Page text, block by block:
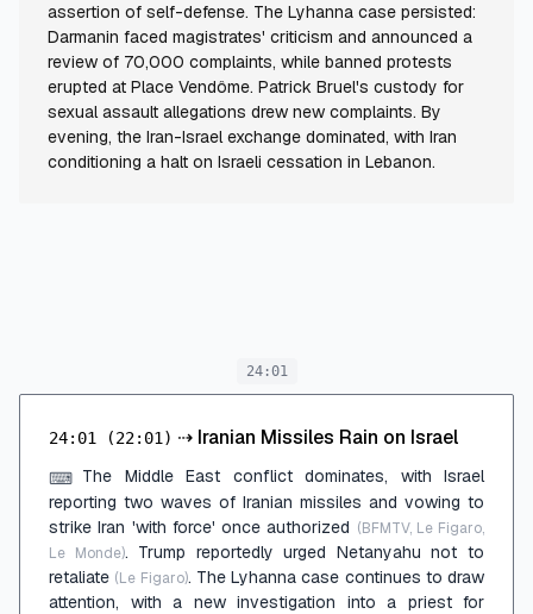
assertion of self-defense. The Lyhanna case persisted:
Darmanin faced magistrates' criticism and announced a
review of 70,000 complaints, while banned protests
erupted at Place Vendôme. Patrick Bruel's custody for
sexual assault allegations drew new complaints. By
evening, the Iran-Israel exchange dominated, with Iran
conditioning a halt on Israeli cessation in Lebanon.
24:01
24:01 (22:01) ⇢ Iranian Missiles Rain on Israel
⌨ The Middle East conflict dominates, with Israel
reporting two waves of Iranian missiles and vowing to
strike Iran 'with force' once authorized (BFMTV, Le Figaro,
Le Monde). Trump reportedly urged Netanyahu not to
retaliate (Le Figaro). The Lyhanna case continues to draw
attention, with a new investigation into a priest for